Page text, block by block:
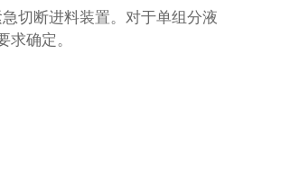
切断进料装置。对于单组分液
确定。